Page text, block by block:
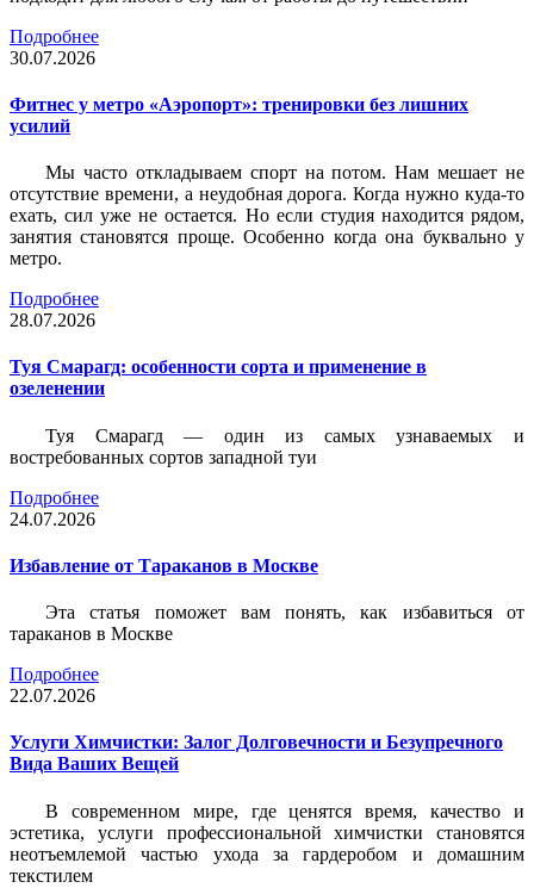
Подробнее
30.07.2026
Фитнес у метро «Аэропорт»: тренировки без лишних
усилий
Мы часто откладываем спорт на потом. Нам мешает не
отсутствие времени, а неудобная дорога. Когда нужно куда-то
ехать, сил уже не остается. Но если студия находится рядом,
занятия становятся проще. Особенно когда она буквально у
метро.
Подробнее
28.07.2026
Туя Смарагд: особенности сорта и применение в
озеленении
Туя Смарагд — один из самых узнаваемых и
востребованных сортов западной туи
Подробнее
24.07.2026
Избавление от Тараканов в Москве
Эта статья поможет вам понять, как избавиться от
тараканов в Москве
Подробнее
22.07.2026
Услуги Химчистки: Залог Долговечности и Безупречного
Вида Ваших Вещей
В современном мире, где ценятся время, качество и
эстетика, услуги профессиональной химчистки становятся
неотъемлемой частью ухода за гардеробом и домашним
текстилем